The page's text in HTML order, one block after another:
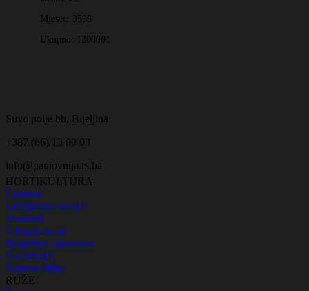
Mjesec:
3599
Ukupno:
1200001
Suvo polje bb, Bijeljina
+387 (66)/13 00 03
info@paulovnija.rs.ba
HORTIKULTURA
Četinari
Listopadno drveće
Žbunovi
Ukrasne trave
Penjačice - puzavice
Čuvarkuće
Vodene biljke
RUŽE